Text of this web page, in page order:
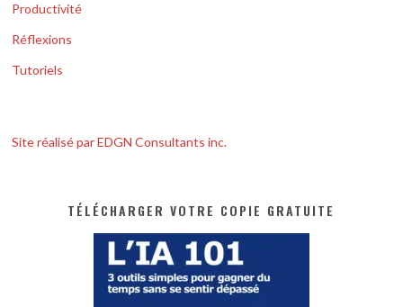
Productivité
Réflexions
Tutoriels
Site réalisé par EDGN Consultants inc.
TÉLÉCHARGER VOTRE COPIE GRATUITE